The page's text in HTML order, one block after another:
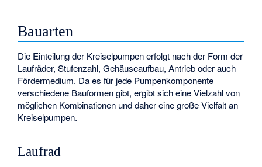
Bauarten
Die Einteilung der Kreiselpumpen erfolgt nach der Form der
Laufräder, Stufenzahl, Gehäuseaufbau, Antrieb oder auch
Fördermedium. Da es für jede Pumpenkomponente
verschiedene Bauformen gibt, ergibt sich eine Vielzahl von
möglichen Kombinationen und daher eine große Vielfalt an
Kreiselpumpen.
Laufrad